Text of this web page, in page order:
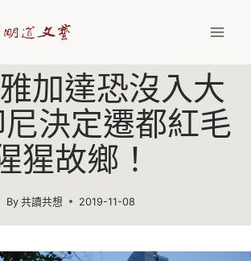
加達恐沒入大
決定遷都紅毛
猩故鄉！
By 共讀共想 2019-11-08